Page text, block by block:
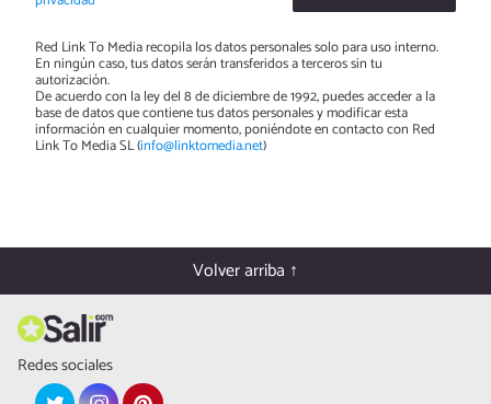
Red Link To Media recopila los datos personales solo para uso interno.
En ningún caso, tus datos serán transferidos a terceros sin tu
autorización.
De acuerdo con la ley del 8 de diciembre de 1992, puedes acceder a la
base de datos que contiene tus datos personales y modificar esta
información en cualquier momento, poniéndote en contacto con Red
Link To Media SL (info@linktomedia.net)
Volver arriba ↑
Redes sociales